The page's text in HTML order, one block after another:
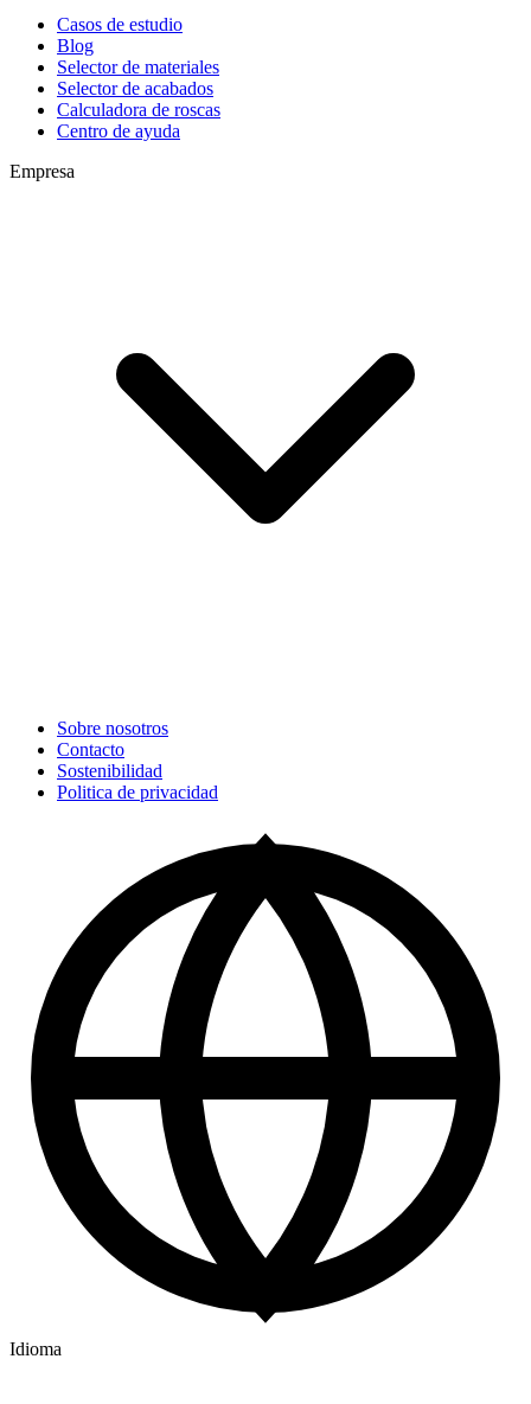
Casos de estudio
Blog
Selector de materiales
Selector de acabados
Calculadora de roscas
Centro de ayuda
Empresa
Sobre nosotros
Contacto
Sostenibilidad
Politica de privacidad
Idioma